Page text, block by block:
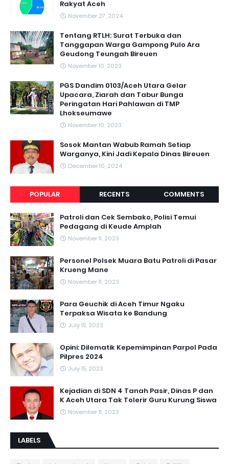
Rakyat Aceh
November 27, 2024
Tentang RTLH: Surat Terbuka dan
Tanggapan Warga Gampong Pulo Ara
Geudong Teungah Bireuen
November 10, 2023
PGS Dandim 0103/Aceh Utara Gelar
Upacara, Ziarah dan Tabur Bunga
Peringatan Hari Pahlawan di TMP
Lhokseumawe
November 10, 2023
Sosok Mantan Wabub Ramah Setiap
Warganya, Kini Jadi Kepala Dinas Bireuen
December 10, 2024
POPULAR RECENTS COMMENTS
Patroli dan Cek Sembako, Polisi Temui
Pedagang di Keude Amplah
November 11, 2023
Personel Polsek Muara Batu Patroli di Pasar
Krueng Mane
November 11, 2023
Para Geuchik di Aceh Timur Ngaku
Terpaksa Wisata ke Bandung
July 15, 2023
Opini: Dilematik Kepemimpinan Parpol Pada
Pilpres 2024
July 15, 2023
Kejadian di SDN 4 Tanah Pasir, Dinas P dan
K Aceh Utara Tak Tolerir Guru Kurung Siswa
November 11, 2023
LABELS